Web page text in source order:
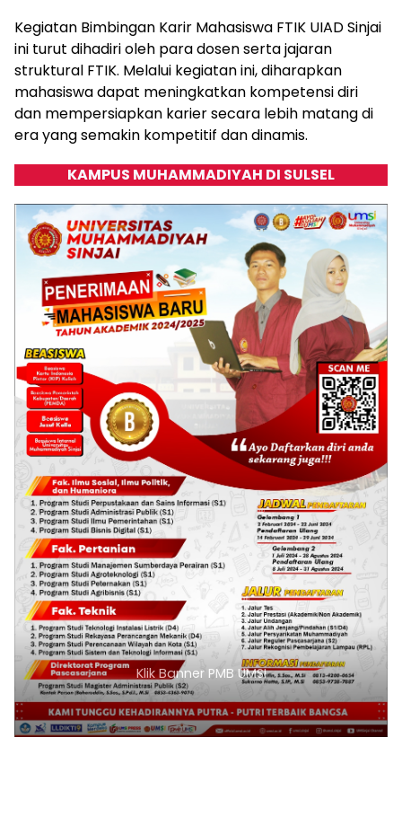
Kegiatan Bimbingan Karir Mahasiswa FTIK UIAD Sinjai
ini turut dihadiri oleh para dosen serta jajaran
struktural FTIK. Melalui kegiatan ini, diharapkan
mahasiswa dapat meningkatkan kompetensi diri
dan mempersiapkan karier secara lebih matang di
era yang semakin kompetitif dan dinamis.
KAMPUS MUHAMMADIYAH DI SULSEL
Klik Banner PMB UMSI